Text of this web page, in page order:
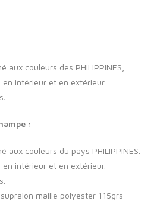
aux couleurs des PHILIPPINES,
intérieur et en extérieur.
.
:
aux couleurs du pays PHILIPPINES.
intérieur et en extérieur.
maille polyester 115grs